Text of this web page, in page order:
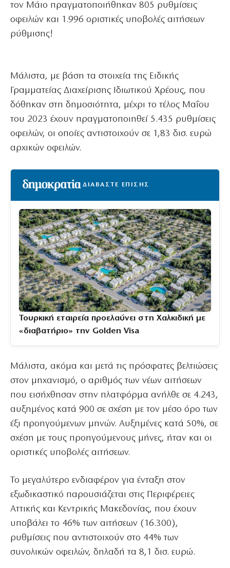
τον Μάιο πραγματοποιήθηκαν 805 ρυθμίσεις
οφειλών και 1.996 οριστικές υποβολές αιτήσεων
ρύθμισης!
Μάλιστα, με βάση τα στοιχεία της Ειδικής
Γραμματείας Διαχείρισης Ιδιωτικού Χρέους, που
δόθηκαν στη δημοσιότητα, μέχρι το τέλος Μαΐου
του 2023 έχουν πραγματοποιηθεί 5.435 ρυθμίσεις
οφειλών, οι οποίες αντιστοιχούν σε 1,83 δισ. ευρώ
αρχικών οφειλών.
ΔΙΑΒΑΣΤΕ ΕΠΙΣΗΣ
Τουρκική εταιρεία προελαύνει στη Χαλκιδική με
«διαβατήριο» την Golden Visa
Μάλιστα, ακόμα και μετά τις πρόσφατες βελτιώσεις
στον μηχανισμό, ο αριθμός των νέων αιτήσεων
που εισήχθησαν στην πλατφόρμα ανήλθε σε 4.243,
αυξημένος κατά 900 σε σχέση με τον μέσο όρο των
έξι προηγούμενων μηνών. Αυξημένες κατά 50%, σε
σχέση με τους προηγούμενους μήνες, ήταν και οι
οριστικές υποβολές αιτήσεων.
Το μεγαλύτερο ενδιαφέρον για ένταξη στον
εξωδικαστικό παρουσιάζεται στις Περιφέρειες
Αττικής και Κεντρικής Μακεδονίας, που έχουν
υποβάλει το 46% των αιτήσεων (16.300),
ρυθμίσεις που αντιστοιχούν στο 44% των
συνολικών οφειλών, δηλαδή τα 8,1 δισ. ευρώ.